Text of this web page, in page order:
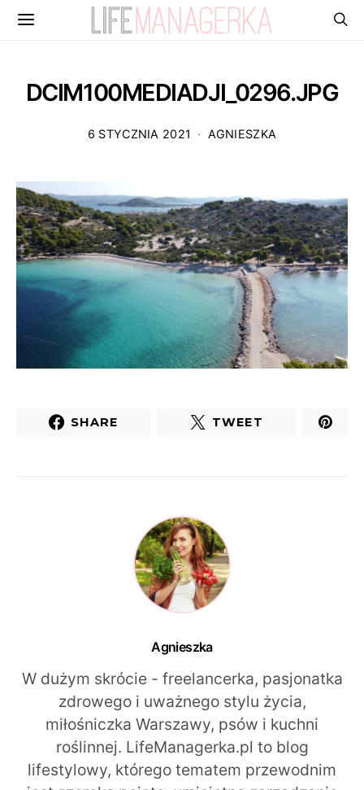
DCIM100MEDIADJI_0296.JPG
6 STYCZNIA 2021 AGNIESZKA
SHARE TWEET
Agnieszka
W dużym skrócie - freelancerka, pasjonatka
zdrowego i uważnego stylu życia,
miłośniczka Warszawy, psów i kuchni
roślinnej. LifeManagerka.pl to blog
lifestylowy, którego tematem przewodnim